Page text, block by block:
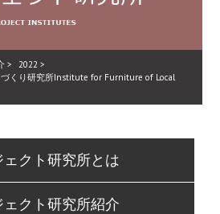
> 2022 >
くり研究所Institute for Furniture of Local
ェクト研究所とは
ェクト研究所紹介